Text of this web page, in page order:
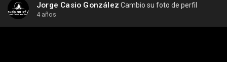
Jorge Casio González Cambio su foto de perfil
4 años